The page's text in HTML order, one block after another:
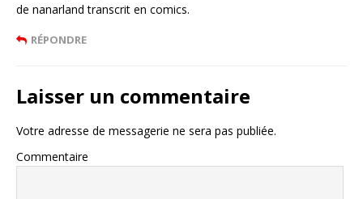
de nanarland transcrit en comics.
RÉPONDRE
Laisser un commentaire
Votre adresse de messagerie ne sera pas publiée.
Commentaire